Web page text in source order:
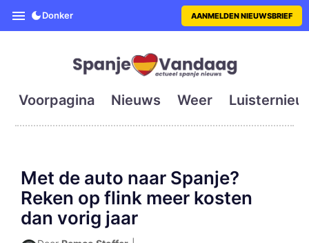
SpanjeVandaag is de eerste
Donker AANMELDEN NIEUWSBRIEF
Voorpagina Nieuws Weer
Met de auto naar Spanje?
Reken op flink meer kosten
dan vorig jaar